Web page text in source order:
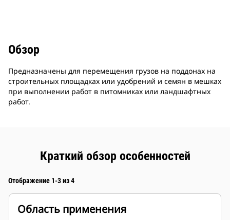
Обзор
Предназначены для перемещения грузов на поддонах на
строительных площадках или удобрений и семян в мешках
при выполнении работ в питомниках или ландшафтных
работ.
Краткий обзор особенностей
Отображение 1-3 из 4
Область применения